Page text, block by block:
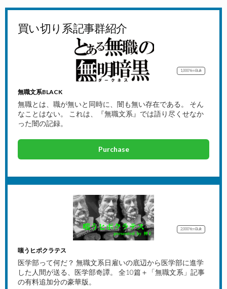
買い切り系記事群紹介
1,000YenBulk
無職文系BLACK
無職とは、職が無いと同時に、闇も無い存在である。 そん
なことはない。 これは、『無職文系』では語り尽くせなか
った闇の記録。
Purchase
2,000YenBulk
嗤うヒポクラテス
医学部って何だ？ 無職文系日雇いの底辺から医学部に進学
した人間が送る、医学部奇譚。 全10篇＋「無職文系」記事
の有料追加分の豪華版。